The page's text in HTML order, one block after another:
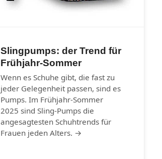
Slingpumps: der Trend für
Frühjahr-Sommer
Wenn es Schuhe gibt, die fast zu
jeder Gelegenheit passen, sind es
Pumps. Im Frühjahr-Sommer
2025 sind Sling-Pumps die
angesagtesten Schuhtrends für
Frauen jeden Alters. →